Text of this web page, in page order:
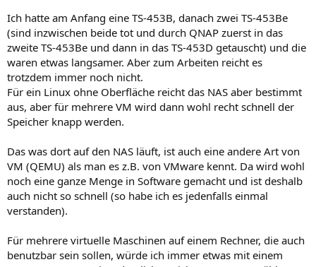
Ich hatte am Anfang eine TS-453B, danach zwei TS-453Be
(sind inzwischen beide tot und durch QNAP zuerst in das
zweite TS-453Be und dann in das TS-453D getauscht) und die
waren etwas langsamer. Aber zum Arbeiten reicht es
trotzdem immer noch nicht.
Für ein Linux ohne Oberfläche reicht das NAS aber bestimmt
aus, aber für mehrere VM wird dann wohl recht schnell der
Speicher knapp werden.
Das was dort auf den NAS läuft, ist auch eine andere Art von
VM (QEMU) als man es z.B. von VMware kennt. Da wird wohl
noch eine ganze Menge in Software gemacht und ist deshalb
auch nicht so schnell (so habe ich es jedenfalls einmal
verstanden).
Für mehrere virtuelle Maschinen auf einem Rechner, die auch
benutzbar sein sollen, würde ich immer etwas mit einem